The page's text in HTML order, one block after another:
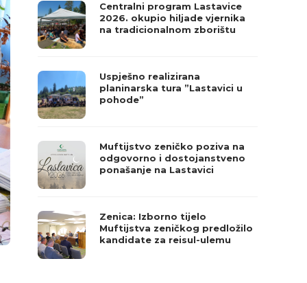
Centralni program Lastavice
2026. okupio hiljade vjernika
na tradicionalnom zborištu
Uspješno realizirana
planinarska tura ”Lastavici u
pohode”
Muftijstvo zeničko poziva na
odgovorno i dostojanstveno
ponašanje na Lastavici
Zenica: Izborno tijelo
Muftijstva zeničkog predložilo
kandidate za reisul-ulemu